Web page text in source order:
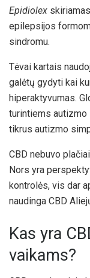
Epidiolex
epilepsijos
sindromu.
Tėvai kartais
galėtų gydyti kai
hiperaktyvumas.
turintiems autizmo
tikrus autizmo
CBD nebuvo
Nors yra
kontrolės, vis dar
naudinga CBD
Kas yra
vaikams?